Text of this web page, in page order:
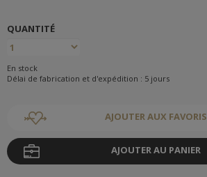
QUANTITÉ
En stock
Délai de fabrication et d'expédition : 5 jours
AJOUTER AUX FAVORIS
AJOUTER AU PANIER